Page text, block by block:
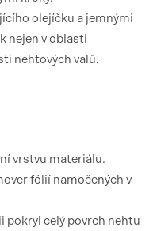
olejíčku a jemnými
nejen v oblasti
nehtových valů.
vrstvu materiálu.
fólií namočených v
pokryl celý povrch nehtu